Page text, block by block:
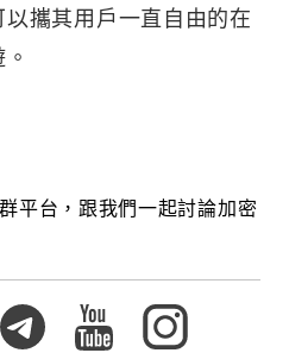
攜其用戶一直自由的在
平台，跟我們一起討論加密